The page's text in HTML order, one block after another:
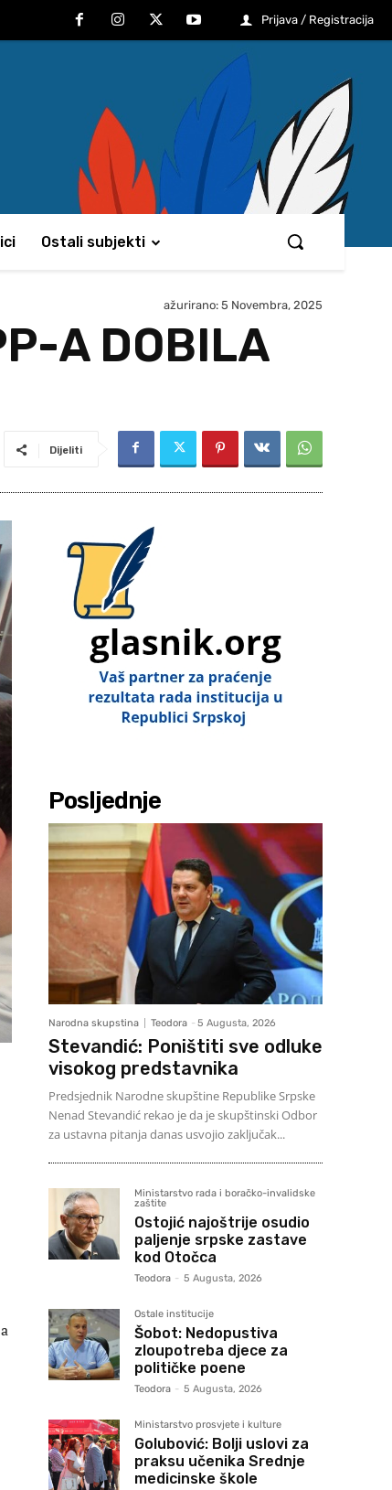
Prijava / Registracija
Ostali subjekti
ažurirano: 5 Novembra, 2025
A DOBILA
Dijeliti
Posljednje
Narodna skupstina Teodora - 5 Augusta, 2026
Stevandić: Poništiti sve odluke
visokog predstavnika
Predsjednik Narodne skupštine Republike Srpske
Nenad Stevandić rekao je da je skupštinski Odbor
za ustavna pitanja danas usvojio zaključak...
Ministarstvo rada i boračko-invalidske
zaštite
Ostojić najoštrije osudio
paljenje srpske zastave
kod Otočca
Teodora - 5 Augusta, 2026
Ostale institucije
Šobot: Nedopustiva
zloupotreba djece za
političke poene
Teodora - 5 Augusta, 2026
Ministarstvo prosvjete i kulture
Golubović: Bolji uslovi za
praksu učenika Srednje
medicinske škole